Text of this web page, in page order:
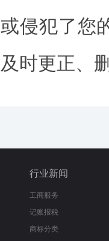
或侵犯了您
及时更正、
行业新闻
工商服务
记账报税
商标分类